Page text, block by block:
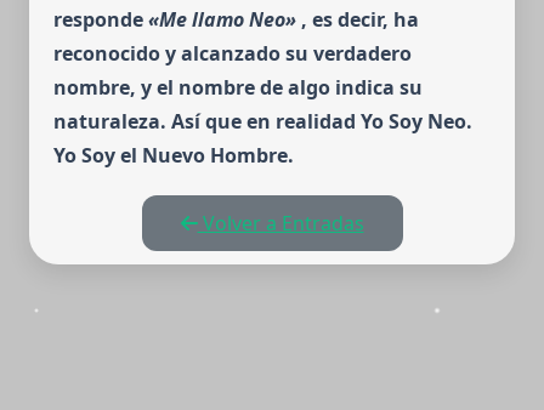
responde«Me llamo Neo» , es decir, ha
reconocido y alcanzado su verda­dero
nombre, y el nombre de algo indica su
naturaleza. Así que en realidad Yo Soy Neo.
Yo Soy el Nuevo Hombre.
Volver a Entradas